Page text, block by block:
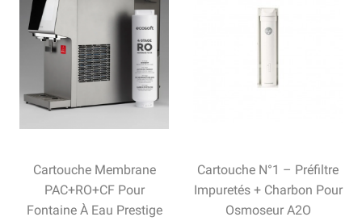
Cartouche Membrane
PAC+RO+CF Pour
Fontaine À Eau Prestige
Cartouche N°1 – Préfiltre
Impuretés + Charbon Pour
Osmoseur A2O